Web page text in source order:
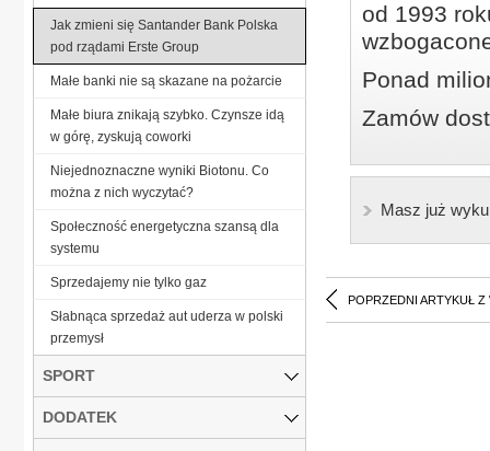
od 1993
Ponad
Zamów
Masz już
POPRZEDNI ARTYKUŁ Z
Jak zmieni się Santander Bank Polska
pod rządami Erste Group
Małe banki nie są skazane na pożarcie
Małe biura znikają szybko. Czynsze idą
w górę, zyskują coworki
Niejednoznaczne wyniki Biotonu. Co
można z nich wyczytać?
Społeczność energetyczna szansą dla
systemu
Sprzedajemy nie tylko gaz
Słabnąca sprzedaż aut uderza w polski
przemysł
SPORT
DODATEK